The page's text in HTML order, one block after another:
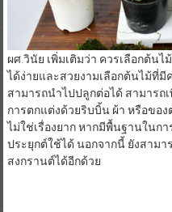
ผศ.วินัย เพิ่มเติมว่า ควรเลือกต้น
ได้ง่ายและสวยงามเลือกต้นไม้ที่
สามารถนำไปปลูกต่อได้ สามารถ
การตกแต่งด้วยริบบิ้น ผ้า หรือขอ
ไม่ใช่เรื่องยาก หากมีพื้นฐานในก
ประยุกต์ใช้ได้ นอกจากนี้ ยังสาม
สงกรานต์ได้อีกด้วย